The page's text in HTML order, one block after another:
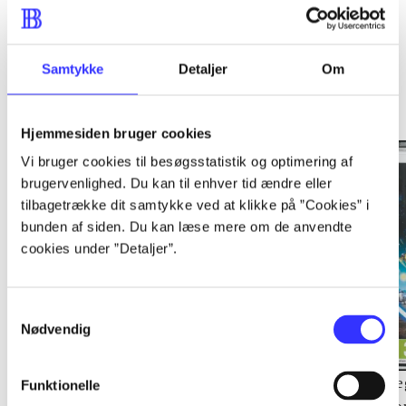
Samtykke Detaljer Om
Hjemmesiden bruger cookies
Vi bruger cookies til besøgsstatistik og optimering af
brugervenlighed. Du kan til enhver tid ændre eller
tilbagetrække dit samtykke ved at klikke på ”Cookies” i
bunden af siden. Du kan læse mere om de anvendte
cookies under ”Detaljer”.
Nødvendig
Funktionelle
Minder om
Lego The lord of the
Transformers - dark of